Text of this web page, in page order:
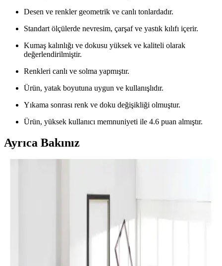
Desen ve renkler geometrik ve canlı tonlardadır.
Standart ölçülerde nevresim, çarşaf ve yastık kılıfı içerir.
Kumaş kalınlığı ve dokusu yüksek ve kaliteli olarak
değerlendirilmiştir.
Renkleri canlı ve solma yapmıştır.
Ürün, yatak boyutuna uygun ve kullanışlıdır.
Yıkama sonrası renk ve doku değişikliği olmuştur.
Ürün, yüksek kullanıcı memnuniyeti ile 4.6 puan almıştır.
Ayrıca Bakınız
Perde ve nevresim uyumu, krem ve magnolia tonlarındaki odalarda
uyumlu renk ve desen önerileri sunulmaktadır.
Yılbaşı Nevresimleri ile Ev Dekorasyonunuzu
Geliştirin ve Atmosferinizi Zenginleştirin